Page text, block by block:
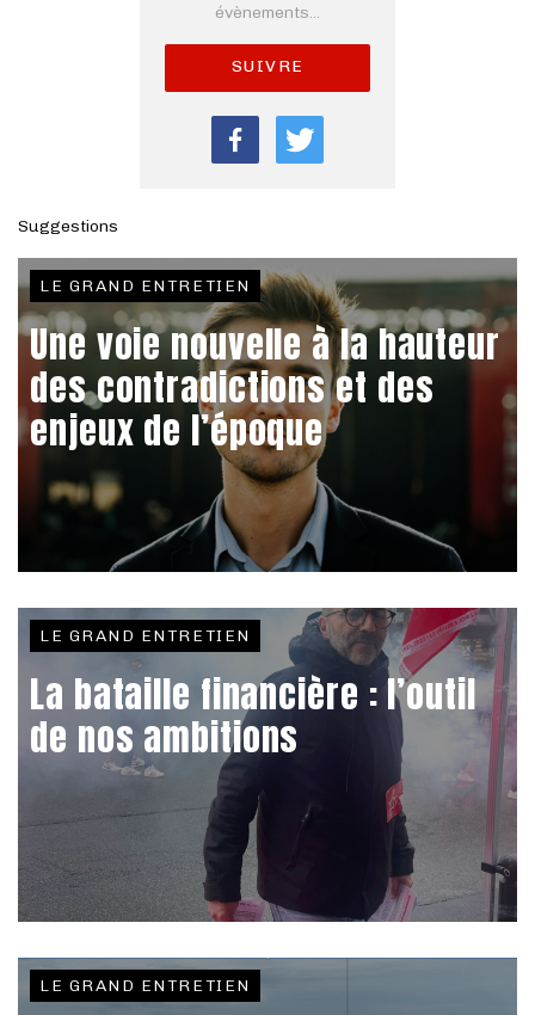
évènements...
SUIVRE
Suggestions
LE GRAND ENTRETIEN
Une voie nouvelle à la hauteur
des contradictions et des
enjeux de l’époque
LE GRAND ENTRETIEN
La bataille financière : l’outil
de nos ambitions
LE GRAND ENTRETIEN